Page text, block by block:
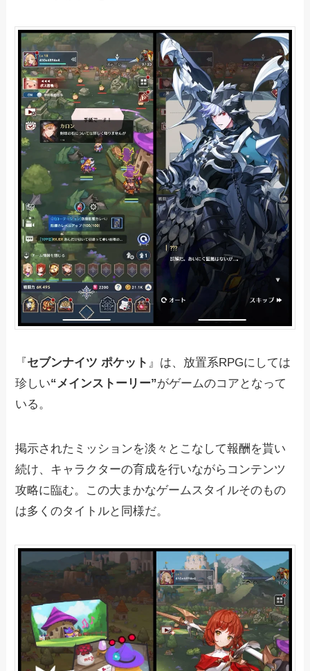
『セブンナイツ ポケット 』は、放置系RPGにしては
珍しい“メインストーリー”がゲームのコアとなって
いる。
掲示されたミッションを淡々とこなして報酬を貰い
続け、キャラクターの育成を行いながらコンテンツ
攻略に臨む。この大まかなゲームスタイルそのもの
は多くのタイトルと同様だ。